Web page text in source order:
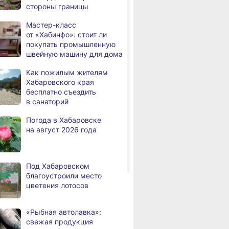
крае в 4 ДТП пострадали 10
человек
В Хабаровске из горящей
эвакуировали 6 человек
В трёх районах
Хабаровского края
пожарной опасности
Правительство
Хабаровского края
Дальневосточную студию
кинохроники
стороны границы
Мастер-класс
от «Хабинфо»: стоит ли
покупать промышленную
швейную машину для дома
Как пожилым жителям
Хабаровского края
бесплатно съездить
в санаторий
Погода в Хабаровске
на август 2026 года
Под Хабаровском
благоустроили место
цветения лотосов
«Рыбная автолавка»:
свежая продукция